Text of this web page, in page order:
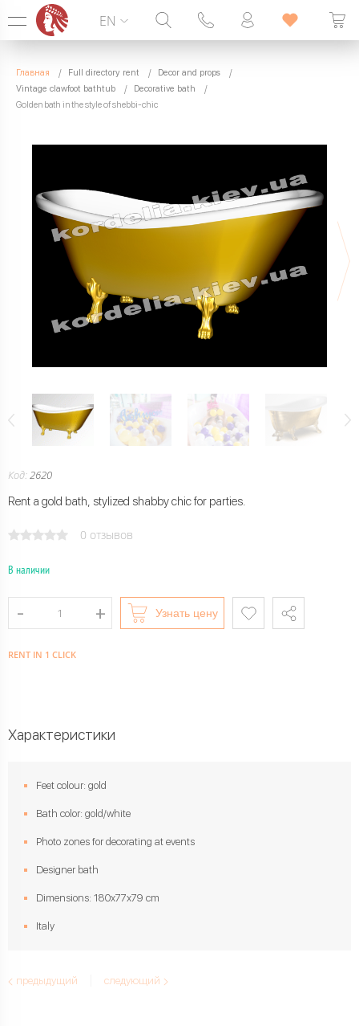
099 338 00 22
SEVEN DAYS A WEEK
EN
Главная Full directory rent
Decor and props
Vintage clawfoot bathtub
Decorative bath
Golden bath in the style of shebbi-chic
Код:2620
Rent a gold bath, stylized shabby chic for parties.
0 отзывов
В наличии
Узнать цену
RENT IN 1 CLICK
Характеристики
Feet colour: gold
Bath color: gold/white
Photo zones for decorating at events
Designer bath
Dimensions: 180х77х79 cm
Italy
предыдущий следующий